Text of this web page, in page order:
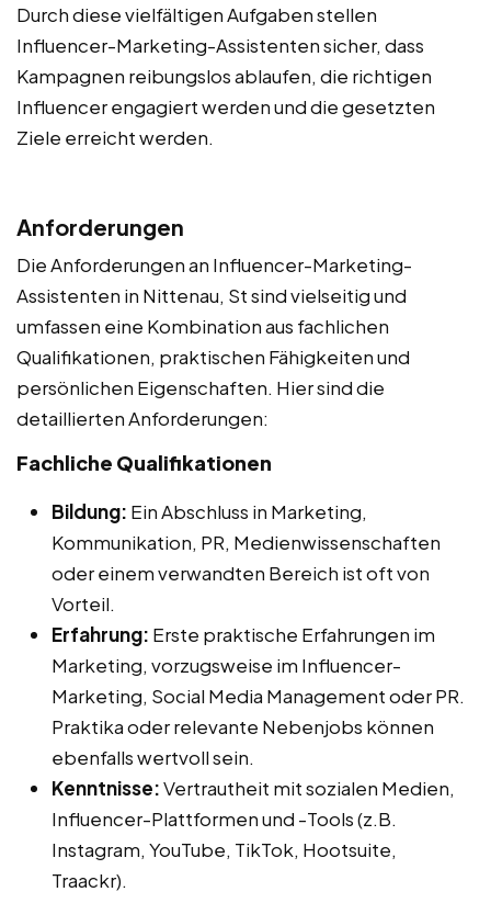
Durch diese vielfältigen Aufgaben stellen
Influencer-Marketing-Assistenten sicher, dass
Kampagnen reibungslos ablaufen, die richtigen
Influencer engagiert werden und die gesetzten
Ziele erreicht werden.
Anforderungen
Die Anforderungen an Influencer-Marketing-
Assistenten in Nittenau, St sind vielseitig und
umfassen eine Kombination aus fachlichen
Qualifikationen, praktischen Fähigkeiten und
persönlichen Eigenschaften. Hier sind die
detaillierten Anforderungen:
Fachliche Qualifikationen
Bildung: Ein Abschluss in Marketing,
Kommunikation, PR, Medienwissenschaften
oder einem verwandten Bereich ist oft von
Vorteil.
Erfahrung: Erste praktische Erfahrungen im
Marketing, vorzugsweise im Influencer-
Marketing, Social Media Management oder PR.
Praktika oder relevante Nebenjobs können
ebenfalls wertvoll sein.
Kenntnisse:Vertrautheit mit sozialen Medien,
Influencer-Plattformen und -Tools (z.B.
Instagram, YouTube, TikTok, Hootsuite,
Traackr).